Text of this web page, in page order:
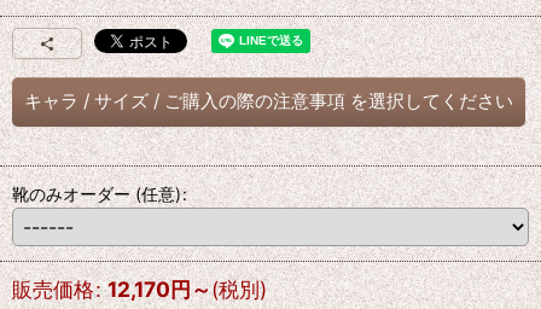
キャラ / サイズ / ご購入の際の注意事項 を選択してください
靴のみオーダー(任意):
販売価格: 12,170円～(税別)